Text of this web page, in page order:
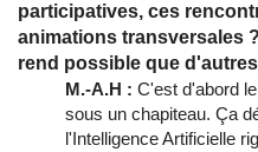
participatives, ces
animations transversales
rend possible que
M.-A.H : C'est d'abord
sous un chapiteau. Ça
l'Intelligence Artificielle